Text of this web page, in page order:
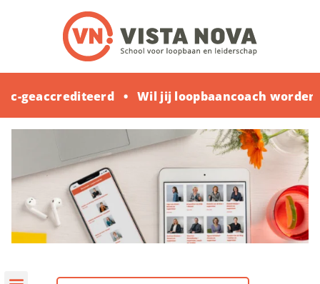
Wil jij loopbaancoach worden?